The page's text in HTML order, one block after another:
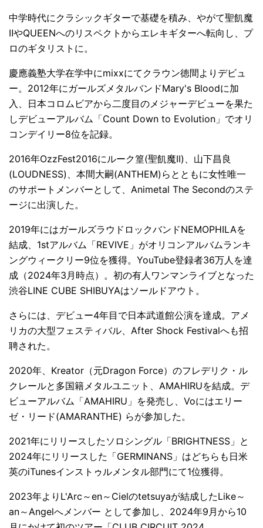
中学時代にクラシックギターで基礎を積み、やがて聖飢魔
ⅡやQUEENへのリスペクトからエレキギターへ転向し、プ
ロのギタリストに。
慶應義塾大学在学中にmixxにてクラウン徳間よりデビュ
ー。2012年にガールズメタルバンドMary's Bloodに加
入、日本コロムビアから二度目のメジャーデビューを果た
しデビューアルバム「Count Down to Evolution」でオリ
コンデイリー8位を記録。
2016年OzzFest2016にルーク篁(聖飢魔II)、山下昌良
(LOUDNESS)、本間大嗣(ANTHEM)らとともに女性唯一
のサポートメンバーとして、Animetal The Secondのステ
ージに出演した。
2019年にはガールズラウドロックバンドNEMOPHILAを
結成、1stアルバム「REVIVE」がオリコンアルバムランキ
ングウィークリー9位を獲得。YouTube登録者36万人を達
成（2024年3月時点）。初の有人ワンマンライブとなった
渋谷LINE CUBE SHIBUYAはソールドアウト。
さらには、デビュー4年目で日本武道館公演を達成。アメ
リカの大型フェスティバル、After Shock Festivalへも招
聘された。
2020年、Kreator（元Dragon Force）のフレデリク・ル
クレールと多国籍メタルユニット、AMAHIRUを結成。デ
ビューアルバム「AMAHIRU」を発売し、Voにはエリー
ゼ・リード(AMARANTHE) らが参加した。
2021年にリリースしたソロシングル「BRIGHTNESS」と
2024年にリリースした「GERMINANS」はどちらも日米
英のiTunesインストゥルメンタル部門にて1位獲得。
2023年よりL'Arc～en～Cielのtetsuyaが結成したLike～
an～Angelへメンバー として参加し、2024年9月から10